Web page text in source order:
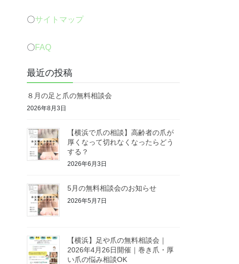
〇サイトマップ
〇 FAQ
最近の投稿
８月の足と爪の無料相談会
2026年8月3日
【横浜で爪の相談】高齢者の爪が
厚くなって切れなくなったらどう
する？
2026年6月3日
5月の無料相談会のお知らせ
2026年5月7日
【横浜】足や爪の無料相談会｜
2026年4月26日開催｜巻き爪・厚
い爪の悩み相談OK